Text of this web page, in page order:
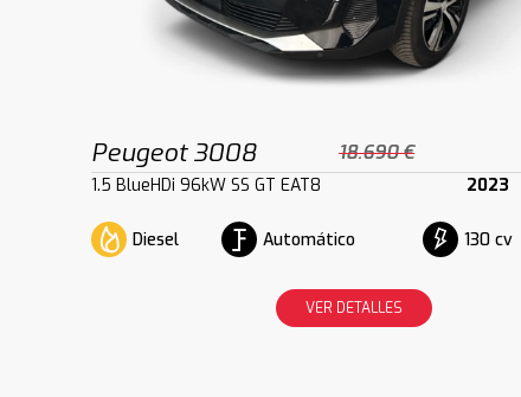
Peugeot 3008 18.690 €
1.5 BlueHDi 96kW SS GT EAT8 2023
Diesel Automático 130 cv
VER DETALLES